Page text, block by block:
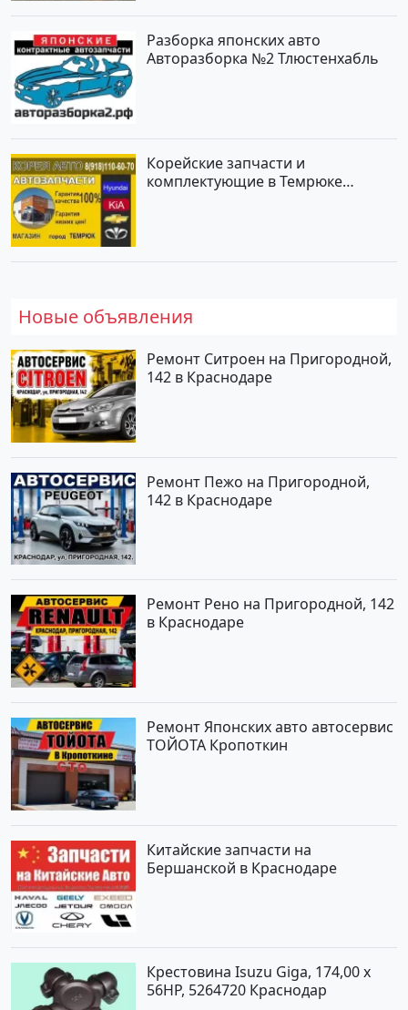
Разборка японских авто
Авторазборка №2 Тлюстенхабль
Корейские запчасти и
комплектующие в Темрюке
Новые объявления
Ремонт Ситроен на Пригородной,
142 в Краснодаре
Ремонт Пежо на Пригородной,
142 в Краснодаре
Ремонт Рено на Пригородной, 142
в Краснодаре
Ремонт Японских авто автосервис
ТОЙОТА Кропоткин
Китайские запчасти на
Бершанской в Краснодаре
Крестовина Isuzu Giga, 174,00 x
56HP, 5264720 Краснодар